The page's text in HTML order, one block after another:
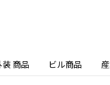
商品 ビル商品